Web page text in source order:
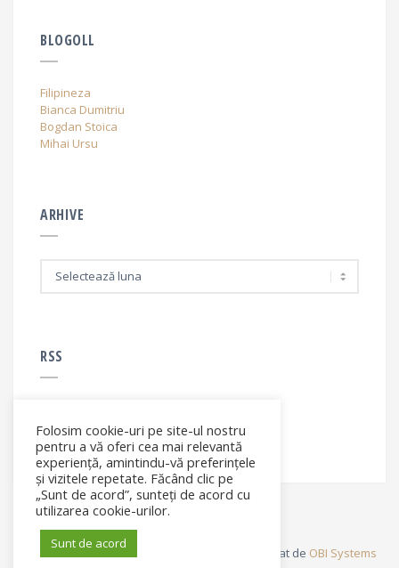
BLOGOLL
Filipineza
Bianca Dumitriu
Bogdan Stoica
Mihai Ursu
ARHIVE
RSS
RSS - articole
© Elena Filip. All rights reserved ® - Site dezvoltat de OBI Systems
Folosim cookie-uri pe site-ul nostru
pentru a vă oferi cea mai relevantă
experiență, amintindu-vă preferințele
și vizitele repetate. Făcând clic pe
„Sunt de acord”, sunteți de acord cu
utilizarea cookie-urilor.
Sunt de acord